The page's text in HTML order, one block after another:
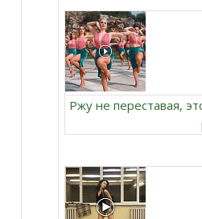
Ржу не переставая,